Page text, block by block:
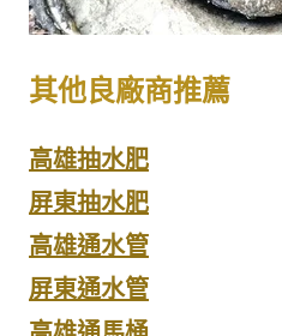
其他良廠商推薦
高雄抽水肥
屏東抽水肥
高雄通水管
屏東通水管